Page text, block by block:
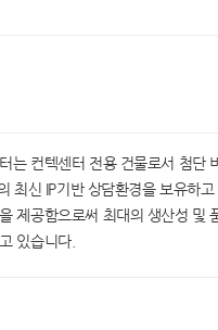
는 컨텍센터 전용 건물로서 첨단
최신 IP기반 상담환경을 보유하고
제공함으로써 최대의 생산성 및
있습니다.